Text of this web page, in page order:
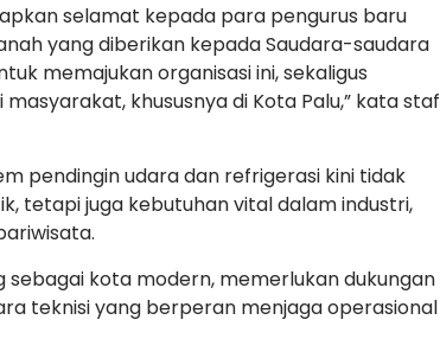
selamat kepada para pengurus baru
yang diberikan kepada Saudara-saudara
memajukan organisasi ini, sekaligus
khususnya di Kota Palu,” kata staf
pendingin udara dan refrigerasi kini tidak
tetapi juga kebutuhan vital dalam industri,
sebagai kota modern, memerlukan dukungan
teknisi yang berperan menjaga operasional